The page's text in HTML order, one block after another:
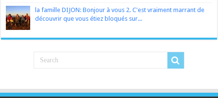
la famille DIJON: Bonjour à vous 2. C'est vraiment marrant de
découvrir que vous étiez bloqués sur...